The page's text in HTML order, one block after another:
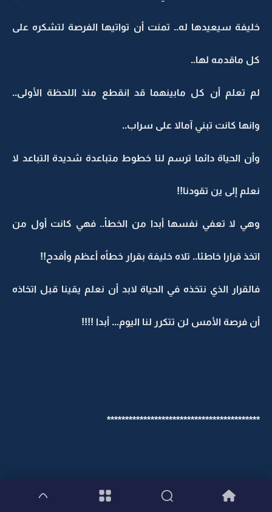
خليفة سيعيدها له.. تمنت أن تواتيها الفرصة لتشكره على
كل ماقدمه لها..
لم تعلم أن كل مابينهما قد انقطع منذ اللحظة الأولى..
وانها كانت تبني آمالا على سراب..
وأن الحياة دائما ترسم لنا خطوط متباعدة شديدة التباعد لا
نعلم إلى ين تقودنا!!
وهي لا تعفي نفسها أبدا من الخطأ.. فهي كانت أول من
اتخذ قرارا خاطئا.. تلاه خليفة بقرار خطأه أعظم وأفدح!!
فالقرار الذي نتخذه في الحياة لابد أن نعلم يقينا قبل اتخاذه
أن فرصة الأمس لن تتكرر لنا اليوم... أبدا !!!!
******************************************